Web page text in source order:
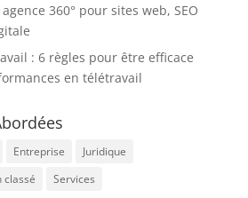
360° pour sites web, SEO
: 6 règles pour être efficace
en télétravail
Entreprise
Juridique
classé Services